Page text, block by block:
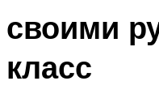
своими
класс